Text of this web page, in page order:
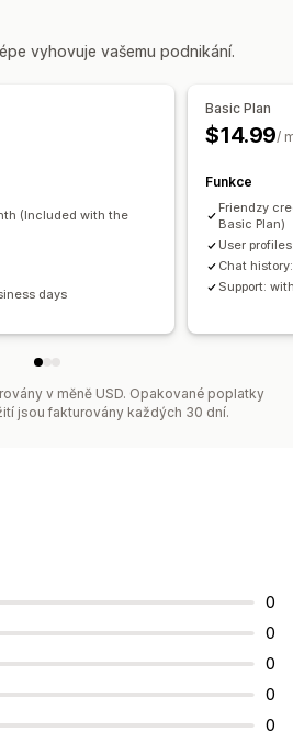
vyhovuje vašemu podnikání.
(Included with the
days
Basic Plan
$14.99/
Funkce
Friendzy
Basic Plan)
User
Chat
Support:
v měně USD. Opakované poplatky
jsou fakturovány každých 30 dní.
0
0
0
0
0